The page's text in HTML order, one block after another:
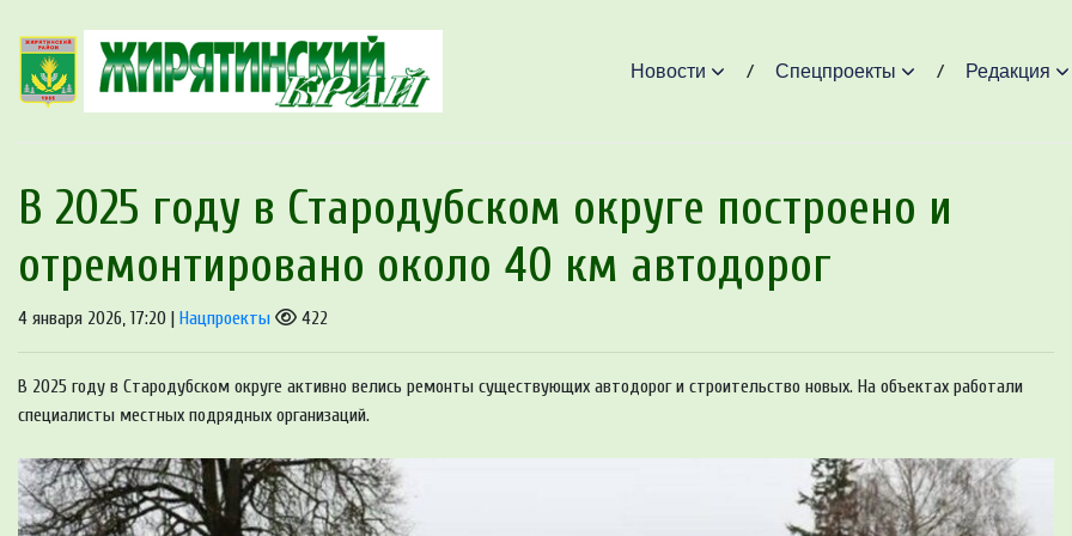
Новости Спецпроекты Редакция
В 2025 году в Стародубском округе построено и
отремонтировано около 40 км автодорог
4 января 2026, 17:20 | Нацпроекты 422
В 2025 году в Стародубском округе активно велись ремонты существующих автодорог и строительство новых. На объектах работали
специалисты местных подрядных организаций.